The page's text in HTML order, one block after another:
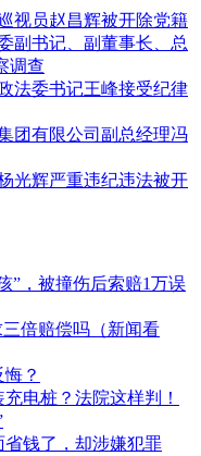
视员赵昌辉被开除党籍
副书记、副董事长、总
调查
法委书记王峰接受纪律
团有限公司副总经理冯
光辉严重违纪违法被开
”，被撞伤后索赔1万误
倍赔偿吗（新闻看
？
电桩？法院这样判！
钱了，却涉嫌犯罪